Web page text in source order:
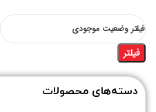
فیلتر وضعیت موجودی
فیلتر
دسته‌های محصولات